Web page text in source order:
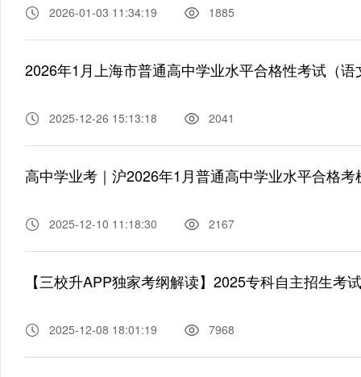
2026-01-03 11:34:19 1885
2026年1月上海市普通高中学业水平合格性考试（
2025-12-26 15:13:18 2041
高中学业考｜沪2026年1月普通高中学业水平合格
2025-12-10 11:18:30 2167
【三校升APP独家考纲解读】2025专科自主招生考
2025-12-08 18:01:19 7968